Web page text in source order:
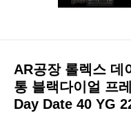
AR공장 롤렉스 데
통 블랙다이얼 프
Day Date 40 YG